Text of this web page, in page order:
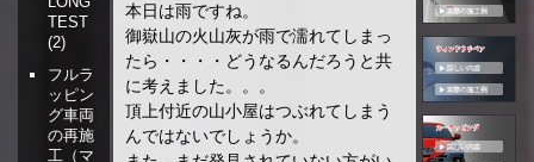
本日は雨ですね。
御嶽山の火山灰が雨で濡れてしまっ
たら・・・・どうなるんだろうと共
に考えました。。。
頂上付近の山小屋はつぶれてしまう
んではないでしょうか。
TEST
(2)
フルラ
ッピン
グ車両
の再施
工（マ